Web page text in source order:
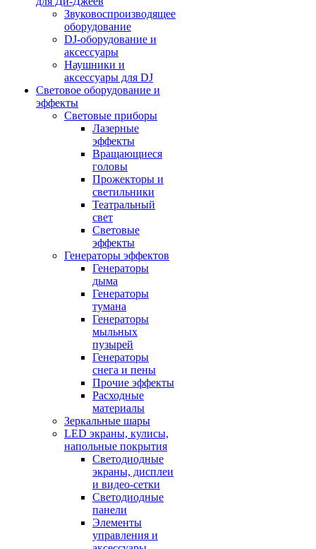
Звуковоспроизводящее
оборудование
DJ-оборудование и
аксессуары
Наушники и
аксессуары для DJ
Световое оборудование и
эффекты
Световые приборы
Лазерные
эффекты
Вращающиеся
головы
Прожекторы и
светильники
Театральный
свет
Световые
эффекты
Генераторы эффектов
Генераторы
дыма
Генераторы
тумана
Генераторы
мыльных
пузырей
Генераторы
снега и пены
Прочие эффекты
Расходные
материалы
Зеркальные шары
LED экраны, кулисы,
напольные покрытия
Светодиодные
экраны, дисплеи
и видео-сетки
Светодиодные
панели
Элементы
управления и